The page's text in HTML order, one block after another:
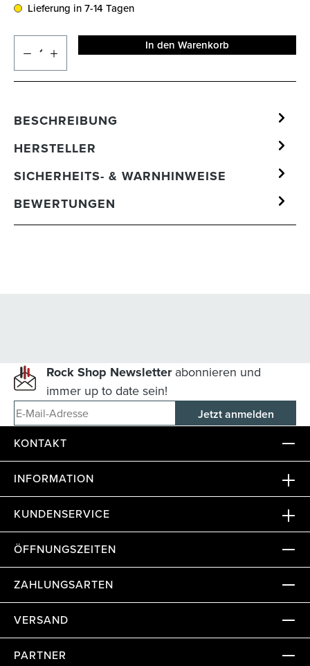
Lieferung in 7-14 Tagen
In den Warenkorb
BESCHREIBUNG
HERSTELLER
SICHERHEITS- & WARNHINWEISE
BEWERTUNGEN
Rock Shop Newsletterabonnieren und
immer up to date sein!
E-Mail-Adresse
KONTAKT
INFORMATION
KUNDENSERVICE
ÖFFNUNGSZEITEN
ZAHLUNGSARTEN
VERSAND
PARTNER